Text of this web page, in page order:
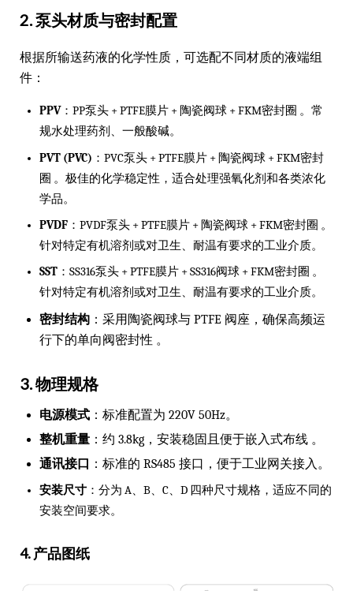
2. 泵头材质与密封配置
根据所输送药液的化学性质，可选配不同材质的液端组
件：
PPV：PP泵头 + PTFE膜片 + 陶瓷阀球 + FKM密封圈 。常
规水处理药剂、一般酸碱。
PVT (PVC) ：PVC泵头 + PTFE膜片 + 陶瓷阀球 + FKM密封
圈 。极佳的化学稳定性，适合处理强氧化剂和各类浓化
学品。
PVDF ：PVDF泵头 + PTFE膜片 + 陶瓷阀球 + FKM密封圈 。
针对特定有机溶剂或对卫生、耐温有要求的工业介质。
SST ：SS316泵头 + PTFE膜片 + SS316阀球 + FKM密封圈 。
针对特定有机溶剂或对卫生、耐温有要求的工业介质。
密封结构 ：采用陶瓷阀球与 PTFE 阀座，确保高频运
行下的单向阀密封性 。
3. 物理规格
电源模式 ：标准配置为 220V 50Hz。
整机重量 ：约 3.8kg，安装稳固且便于嵌入式布线 。
通讯接口
：标准的 RS485 接口，便于工业网关接入。
安装尺寸 ：分为 A、B、C、D 四种尺寸规格，适应不同的
安装空间要求。
4. 产品图纸